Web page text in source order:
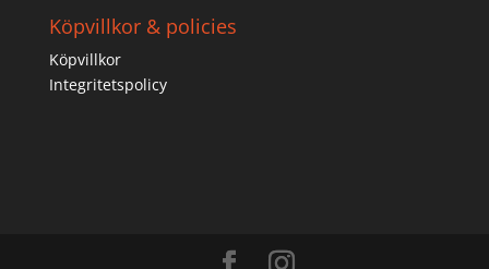
Köpvillkor & policies
Köpvillkor
Integritetspolicy